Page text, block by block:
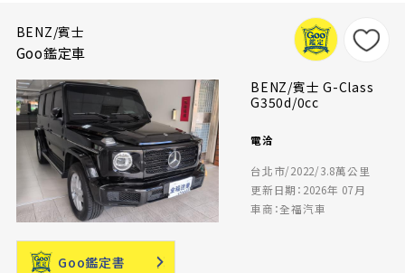
BENZ/賓士
Goo鑑定車
BENZ/賓士 G-Class
G350d/0cc
電洽
台北市/2022/3.8萬公里
更新日期：2026年 07月
車商：全福汽車
Goo鑑定書